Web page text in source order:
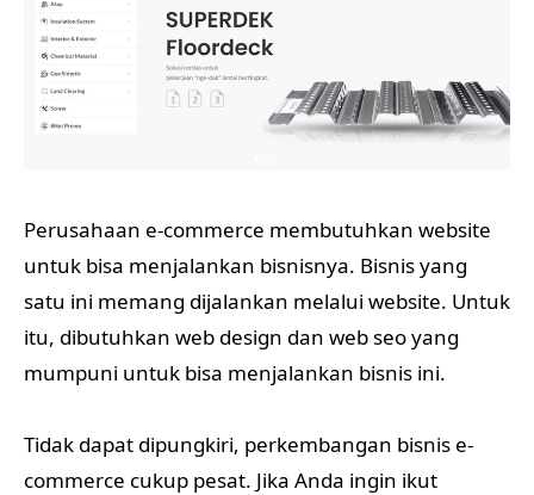
Perusahaan e-commerce membutuhkan website
untuk bisa menjalankan bisnisnya. Bisnis yang
satu ini memang dijalankan melalui website. Untuk
itu, dibutuhkan web design dan web seo yang
mumpuni untuk bisa menjalankan bisnis ini.
Tidak dapat dipungkiri, perkembangan bisnis e-
commerce cukup pesat. Jika Anda ingin ikut